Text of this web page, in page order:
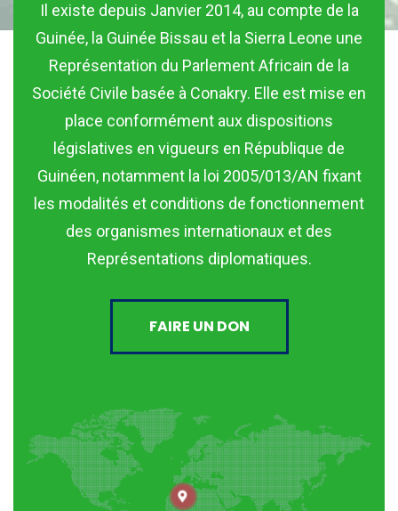
Il existe depuis Janvier 2014, au compte de la
Guinée, la Guinée Bissau et la Sierra Leone une
Représentation du Parlement Africain de la
Société Civile basée à Conakry. Elle est mise en
place conformément aux dispositions
législatives en vigueurs en République de
Guinéen, notamment la loi 2005/013/AN fixant
les modalités et conditions de fonctionnement
des organismes internationaux et des
Représentations diplomatiques.
FAIRE UN DON